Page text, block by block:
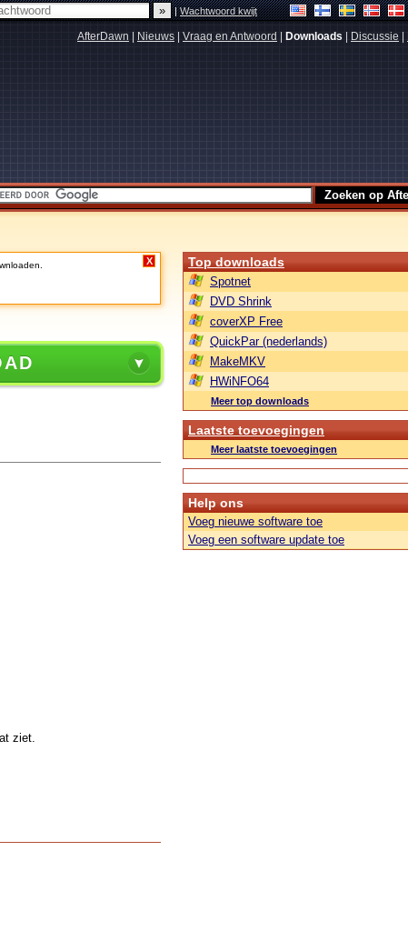
|Wachtwoord kwijt
AfterDawn Nieuws Vraag en Antwoord Downloads Discussie
X
ziet.
Top downloads
Spotnet
DVD Shrink
coverXP Free
QuickPar (nederlands)
MakeMKV
HWiNFO64
Meer top downloads
Laatste toevoegingen
Meer laatste toevoegingen
Help ons
Voeg nieuwe software toe
Voeg een software update toe